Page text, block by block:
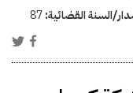
السنة القضائية:87